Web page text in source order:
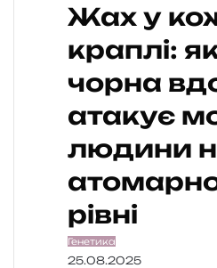
Жах у
краплі:
чорна
атакує
людини
рівні
Генетика
25.08.2025